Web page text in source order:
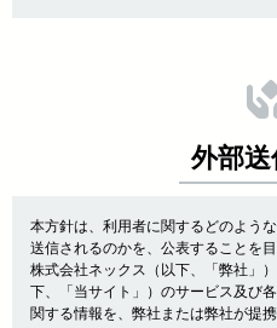
外部
本方針は、利用者に関するどのよう
送信されるのかを、公表することを目
株式会社ネックス（以下、「弊社」
下、「当サイト」）のサービス及び
関する情報を、弊社または弊社が提